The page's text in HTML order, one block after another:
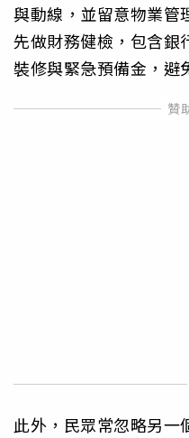
與動線，並留意物業管
先做財務健檢，包含銀
裝修與緊急預備金，避
此外，民眾常忽略另一